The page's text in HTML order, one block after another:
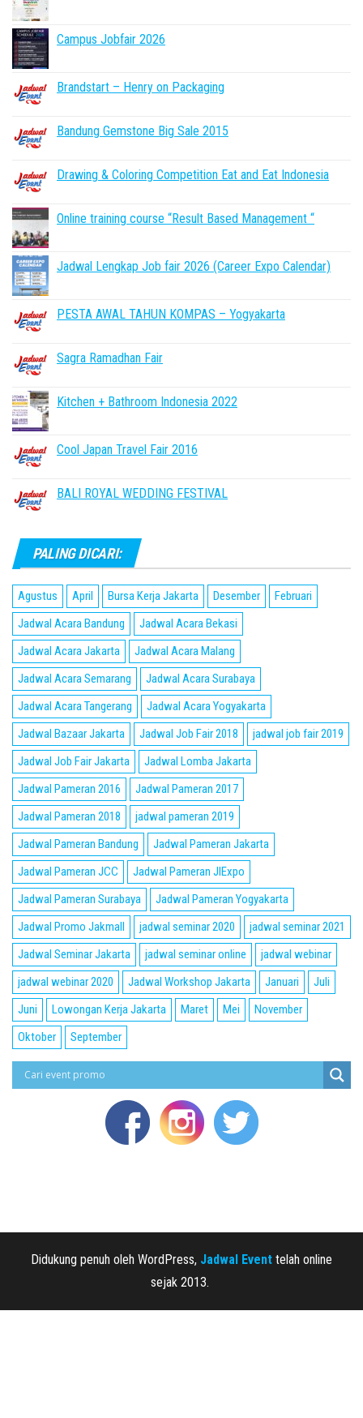
Campus Jobfair 2026
Brandstart – Henry on Packaging
Bandung Gemstone Big Sale 2015
Drawing & Coloring Competition Eat and Eat Indonesia
Online training course “Result Based Management “
Jadwal Lengkap Job fair 2026 (Career Expo Calendar)
PESTA AWAL TAHUN KOMPAS – Yogyakarta
Sagra Ramadhan Fair
Kitchen + Bathroom Indonesia 2022
Cool Japan Travel Fair 2016
BALI ROYAL WEDDING FESTIVAL
PALING DICARI:
Agustus April Bursa Kerja Jakarta Desember
Februari
Jadwal Acara Bandung
Jadwal Acara Bekasi
Jadwal Acara Jakarta
Jadwal Acara Malang
Jadwal Acara Semarang
Jadwal Acara Surabaya
Jadwal Acara Tangerang
Jadwal Acara Yogyakarta
Jadwal Bazaar Jakarta
Jadwal Job Fair 2018
jadwal job fair 2019
Jadwal Job Fair Jakarta
Jadwal Lomba Jakarta
Jadwal Pameran 2016
Jadwal Pameran 2017
Jadwal Pameran 2018
jadwal pameran 2019
Jadwal Pameran Bandung
Jadwal Pameran Jakarta
Jadwal Pameran JCC
Jadwal Pameran JIExpo
Jadwal Pameran Surabaya
Jadwal Pameran Yogyakarta
Jadwal Promo Jakmall
jadwal seminar 2020
jadwal seminar 2021
Jadwal Seminar Jakarta
jadwal seminar online
jadwal webinar
jadwal webinar 2020
Jadwal Workshop Jakarta Januari
Juli
Juni
Lowongan Kerja Jakarta Maret Mei
November
Oktober
September
Didukung penuh oleh WordPress, Jadwal Event telah online
sejak 2013.